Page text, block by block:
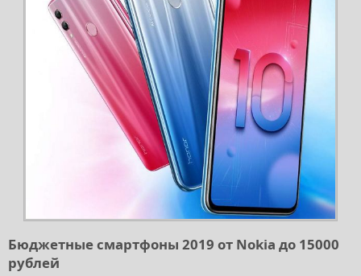
Бюджетные смартфоны 2019 от Nokia до 15000
рублей